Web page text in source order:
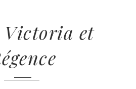
Victoria et